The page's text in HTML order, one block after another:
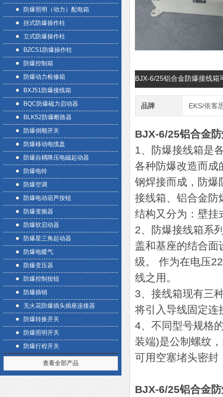
防爆照明（动力）配电箱
挂式防爆操作柱
立式防爆操作柱
BZC51防爆操作柱
防爆控制箱
防爆动力检修箱
BXJ51防爆接线箱
BQC防爆磁力启动器
BLK52防爆断路器
防爆倒顺开关
防爆移动电缆盘
防爆自耦降压电磁起动器
防爆电铃
防爆空调
防爆电动葫芦按钮
防爆变频器
防爆软启动器
防爆星三角起动器
防爆电暖气
防爆变压器
防爆控制按钮
防爆插销
无火花防爆插头插座连接器
防爆转换开关
防爆照明开关
防爆行程开关
查看全部产品
BJX-6/25铝合金防爆接线箱
品牌 EKS/依客
BJX-6/25铝合金
1、防爆接线箱是
各种防爆改造而成
钢焊接而成，防爆
接线箱、铝合金防
结构又分为：壁挂
2、防爆接线箱系
盖和基座的结合面
级。 作为在电压
线之用。
3、接线箱现有三
将引入导线固定连
4、不同型号规格
装端)是公制螺纹
可用空塞堵头密
BJX-6/25铝合金